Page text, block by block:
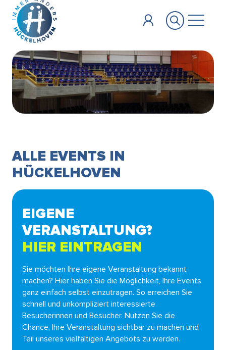
Zum Hauptinhalt springen
ALLE EVENTS IN
HÜCKELHOVEN
EIGENE
VERANSTALTUNG?
HIER EINTRAGEN
Sie möchten Ihre eigene Veranstaltung bekannt
machen? Hier haben Sie die Möglichkeit, Ihre Events
ganz einfach selbst einzutragen. So erreichen Sie
schnell und unkompliziert interessierte
Besucherinnen und Besucher. Nutzen Sie die
Chance, Ihre Veranstaltung sichtbar zu machen und
Teil unseres vielfältigen Angebots zu werden.